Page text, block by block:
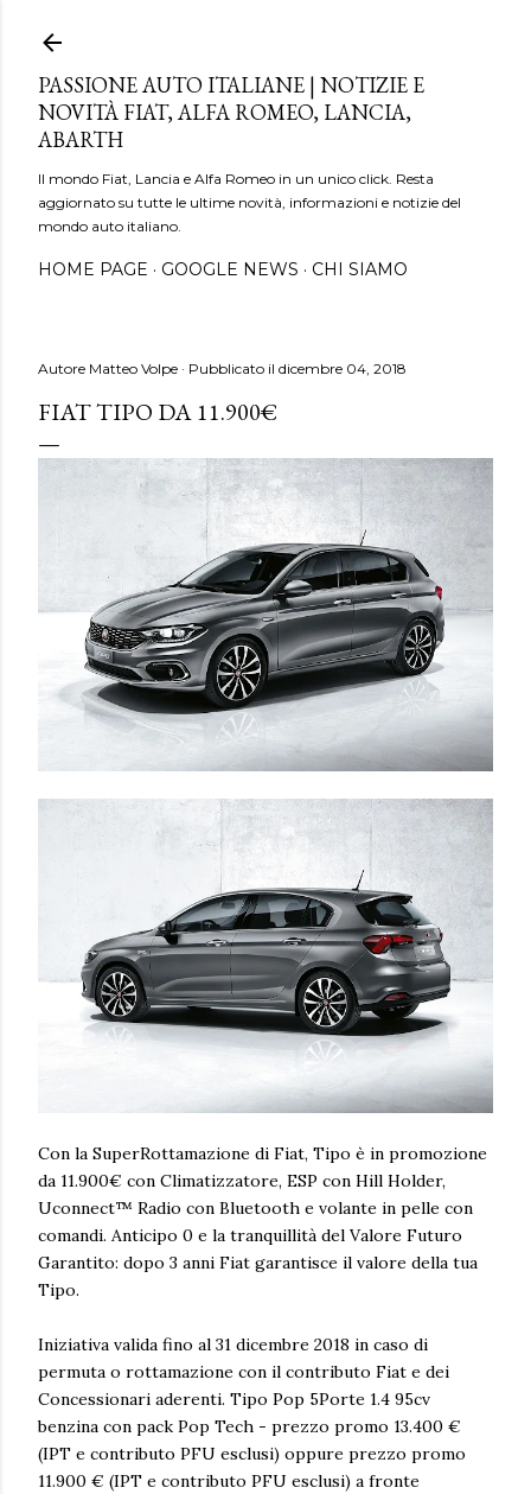
PASSIONE AUTO ITALIANE | NOTIZIE E
NOVITÀ FIAT, ALFA ROMEO, LANCIA,
ABARTH
Il mondo Fiat, Lancia e Alfa Romeo in un unico click. Resta
aggiornato su tutte le ultime novità, informazioni e notizie del
mondo auto italiano.
HOME PAGE GOOGLE NEWS CHI SIAMO
Autore Matteo Volpe Pubblicato il dicembre 04, 2018
FIAT TIPO DA 11.900€
Con la SuperRottamazione di Fiat, Tipo è in promozione
da 11.900€ con Climatizzatore, ESP con Hill Holder,
Uconnect™ Radio con Bluetooth e volante in pelle con
comandi. Anticipo 0 e la tranquillità del Valore Futuro
Garantito: dopo 3 anni Fiat garantisce il valore della tua
Tipo.
Iniziativa valida fino al 31 dicembre 2018 in caso di
permuta o rottamazione con il contributo Fiat e dei
Concessionari aderenti. Tipo Pop 5Porte 1.4 95cv
benzina con pack Pop Tech - prezzo promo 13.400 €
(IPT e contributo PFU esclusi) oppure prezzo promo
11.900 € (IPT e contributo PFU esclusi) a fronte